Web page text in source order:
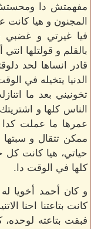
مفهمتش دا
المجنون و هيا
فيا غيرتي و غضبي
بالقلم و قولتلها
قادر انساها لحد
الدنيا يتخيله في
تخونيني بعد ما
الناس كلها و
عمرها ما عملت
ممكن تتقال و
حياتي، هيا كانت كل
كلها في الوقت دا.
و كان أحمد أخويا
كانت بتاعتنا احنا
فبقت بتاعته